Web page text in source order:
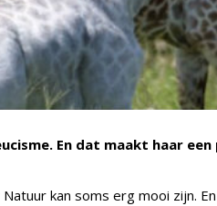
En dat maakt haar
kan soms erg mooi zijn.